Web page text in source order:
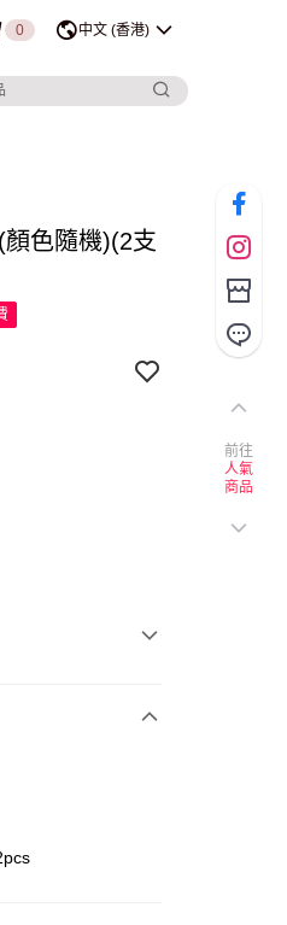
0 中文 (香港)
色隨機)(2支
前往
人氣
商品